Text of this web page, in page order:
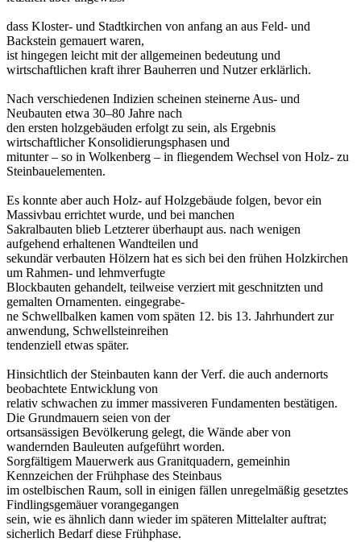
dass Kloster- und Stadtkirchen von anfang an aus Feld- und
Backstein gemauert waren,
ist hingegen leicht mit der allgemeinen bedeutung und
wirtschaftlichen kraft ihrer Bauherren und Nutzer erklärlich.
Nach verschiedenen Indizien scheinen steinerne Aus- und
Neubauten etwa 30–80 Jahre nach
den ersten holzgebäuden erfolgt zu sein, als Ergebnis
wirtschaftlicher Konsolidierungsphasen und
mitunter – so in Wolkenberg – in fliegendem Wechsel von Holz- zu
Steinbauelementen.
Es konnte aber auch Holz- auf Holzgebäude folgen, bevor ein
Massivbau errichtet wurde, und bei manchen
Sakralbauten blieb Letzterer überhaupt aus. nach wenigen
aufgehend erhaltenen Wandteilen und
sekundär verbauten Hölzern hat es sich bei den frühen Holzkirchen
um Rahmen- und lehmverfugte
Blockbauten gehandelt, teilweise verziert mit geschnitzten und
gemalten Ornamenten. eingegrabe-
ne Schwellbalken kamen vom späten 12. bis 13. Jahrhundert zur
anwendung, Schwellsteinreihen
tendenziell etwas später.
Hinsichtlich der Steinbauten kann der Verf. die auch andernorts
beobachtete Entwicklung von
relativ schwachen zu immer massiveren Fundamenten bestätigen.
Die Grundmauern seien von der
ortsansässigen Bevölkerung gelegt, die Wände aber von
wandernden Bauleuten aufgeführt worden.
Sorgfältigem Mauerwerk aus Granitquadern, gemeinhin
Kennzeichen der Frühphase des Steinbaus
im ostelbischen Raum, soll in einigen fällen unregelmäßig gesetztes
Findlingsgemäuer vorangegangen
sein, wie es ähnlich dann wieder im späteren Mittelalter auftrat;
sicherlich Bedarf diese Frühphase.